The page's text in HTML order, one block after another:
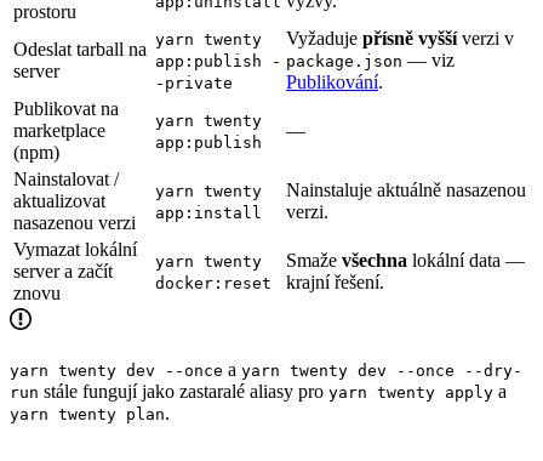
prostoru
Odeslat tarball na
server
yarn twenty
app:publish -
-private
Vyžaduje přísně vyššíverzi v
package.json — viz
Publikování.
Publikovat na
marketplace
(npm)
yarn twenty
app:publish
—
Nainstalovat /
aktualizovat
nasazenou verzi
yarn twenty
app:install
Nainstaluje aktuálně nasazenou
verzi.
Vymazat lokální
server a začít
znovu
yarn twenty
docker:reset
Smaže všechna lokální data —
krajní řešení.
yarn twenty dev --once a yarn twenty dev --once --dry-
run stále fungují jako zastaralé aliasy pro yarn twenty apply a
yarn twenty plan.